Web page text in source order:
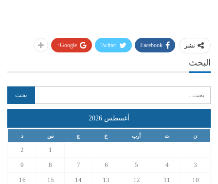
نشر Facebook
Twitter
Google+
البحث
أغسطس 2026
ن ث أرب خ ج س د
1
2
3
4
5
6
7
8
9
10
11
12
13
14
15
16